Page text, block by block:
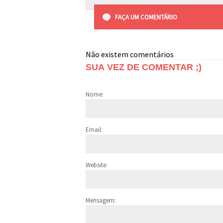
FAÇA UM COMENTÁRIO
Não existem comentários
SUA VEZ DE COMENTAR ;)
Nome:
Email:
Website:
Mensagem: